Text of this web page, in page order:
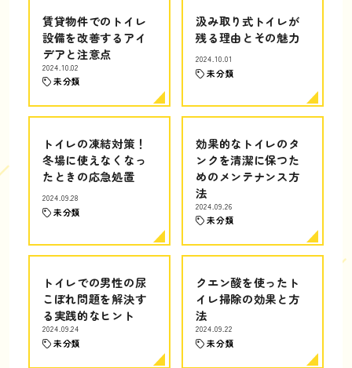
賃貸物件でのトイレ
設備を改善するアイ
デアと注意点
2024.10.02
未分類
汲み取り式トイレが
残る理由とその魅力
2024.10.01
未分類
トイレの凍結対策！
冬場に使えなくなっ
たときの応急処置
2024.09.28
未分類
効果的なトイレのタ
ンクを清潔に保つた
めのメンテナンス方
法
2024.09.26
未分類
トイレでの男性の尿
こぼれ問題を解決す
る実践的なヒント
2024.09.24
未分類
クエン酸を使ったト
イレ掃除の効果と方
法
2024.09.22
未分類